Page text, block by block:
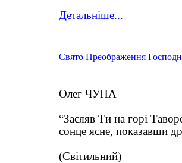
Детальніше...
Свято Преображення
Олег ЧУПА
“Засяяв Ти на горі
сонце ясне, показавши
(Світильний)